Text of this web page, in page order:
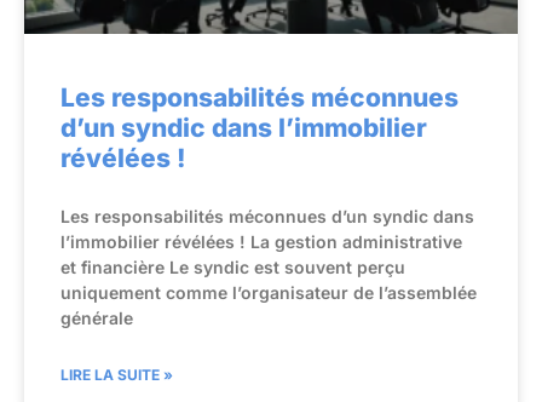
Les responsabilités méconnues
d’un syndic dans l’immobilier
révélées !
Les responsabilités méconnues d’un syndic dans
l’immobilier révélées ! La gestion administrative
et financière Le syndic est souvent perçu
uniquement comme l’organisateur de l’assemblée
générale
LIRE LA SUITE »